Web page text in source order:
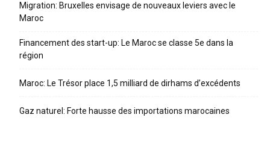
Migration: Bruxelles envisage de nouveaux leviers avec le
Maroc
Financement des start-up: Le Maroc se classe 5e dans la
région
Maroc: Le Trésor place 1,5 milliard de dirhams d’excédents
Gaz naturel: Forte hausse des importations marocaines